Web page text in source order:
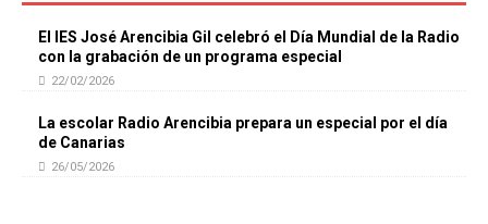
El IES José Arencibia Gil celebró el Día Mundial de la Radio
con la grabación de un programa especial
22/02/2026
La escolar Radio Arencibia prepara un especial por el día
de Canarias
26/05/2026